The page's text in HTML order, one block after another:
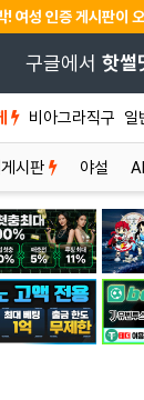
! 여성 인증 게시판이
구글에서 핫썰
비아그라직구 일
시판 야설